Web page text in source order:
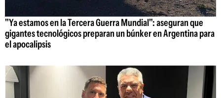
"Ya estamos en la Tercera Guerra Mundial": aseguran que
gigantes tecnológicos preparan un búnker en Argentina para
el apocalipsis